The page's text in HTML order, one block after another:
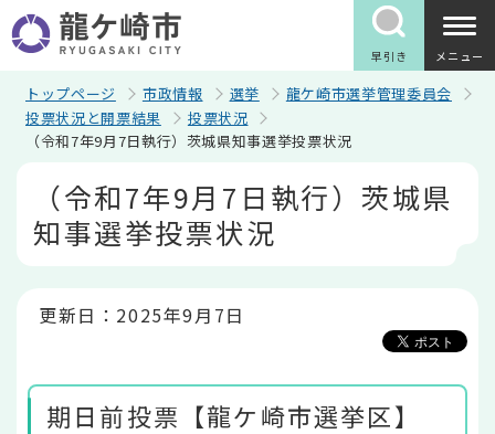
の
ペ
早引き メニュー
トップページ 市政情報 選挙
龍ケ崎市選挙管理委員会
投票状況と開票結果
投票状況
（令和7年9月7日執行）茨城県知事選挙投票状況
（令和7年9月7日執行）茨城県
知事選挙投票状況
更新日：2025年9月7日
期日前投票【龍ケ崎市選挙区】